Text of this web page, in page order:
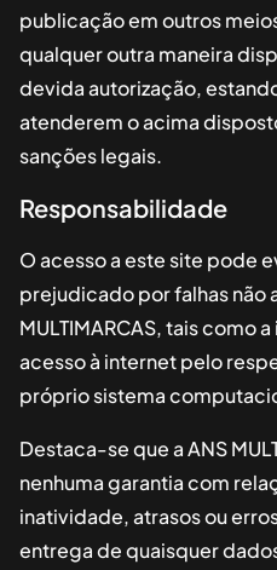
publicação em outros
qualquer outra maneira
devida autorização,
atenderem o acima
sanções legais.
Responsabilidade
O acesso a este site pode
prejudicado por falhas não
MULTIMARCAS, tais como
acesso à internet pelo
próprio sistema
Destaca-se que aANS
nenhuma garantia com
inatividade, atrasos ou
entrega de quaisquer